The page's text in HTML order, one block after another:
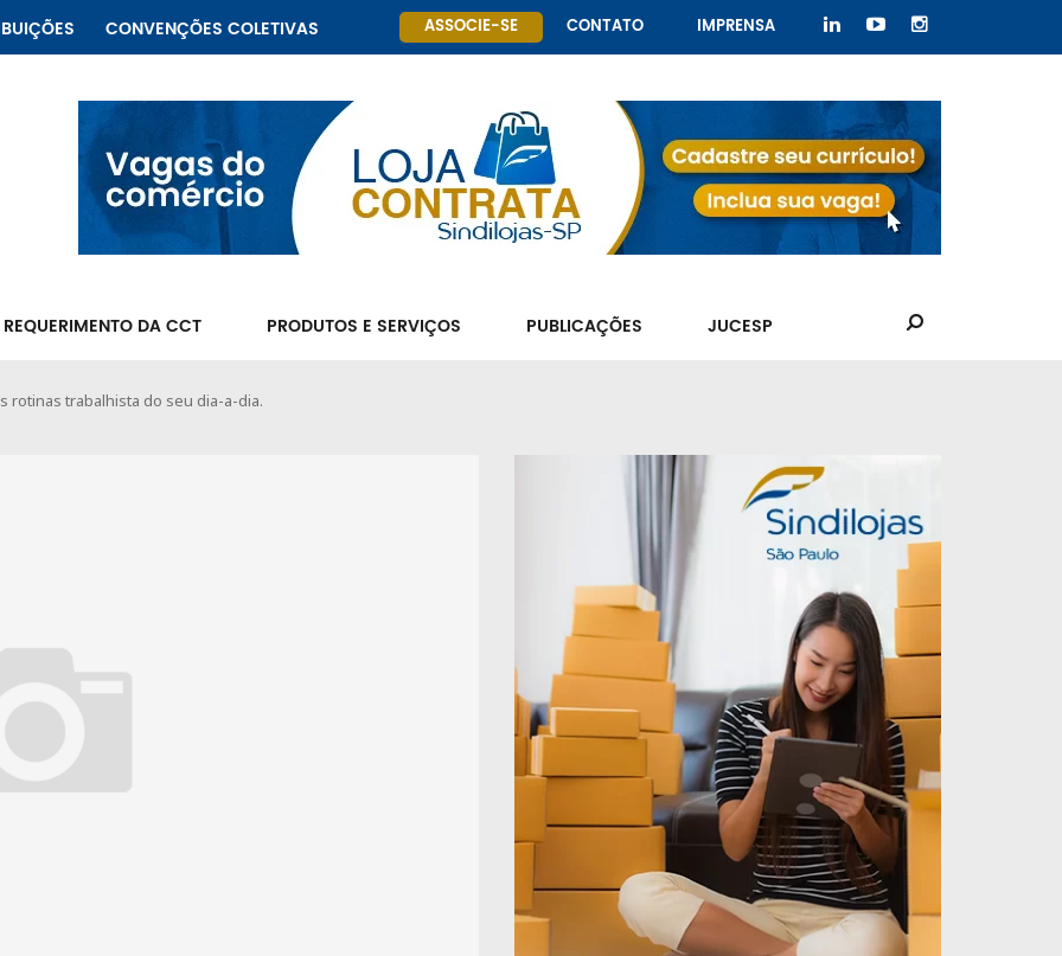
CONVENÇÕES COLETIVAS ASSOCIE-SE CONTATO IMPRENSA
DA CCT PRODUTOS E SERVIÇOS PUBLICAÇÕES JUCESP
rotinas trabalhista do seu dia-a-dia.